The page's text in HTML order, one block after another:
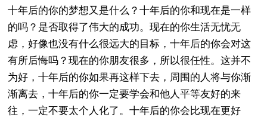
十年后的你的梦想又是什么？十年后的你和现在是一样
的吗？是否取得了伟大的成功。现在的你生活无忧无
虑，好像也没有什么很远大的目标，十年后的你会对这
有所后悔吗？现在的你朋友很多，所以很任性。这并不
为好，十年后的你如果再这样下去，周围的人将与你渐
渐离去，十年后的你一定要学会和他人平等友好的来
往，一定不要太个人化了。十年后的你会比现在更好